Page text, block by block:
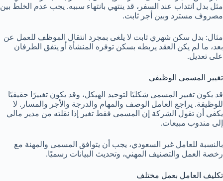
مثل بدل انتداب عند السفر، قد ينتهي بانتهاء سببه. يجب عدم الخلط بين
مصروف مسترد وبين أجر ثابت.
مثال: بدل سكن شهري ثابت لا يلغى بمجرد انتقال الموظف للعمل عن
بعد، ما لم يكن العقد يربطه بسكن توفره المنشأة أو يتفق الطرفان
على تعديل.
تغيير المسمى الوظيفي
قد يكون تغيير المسمى شكليًا لتوحيد الهيكل، وقد يكون تغييرًا حقيقيًا
للوظيفة. يراجع العامل الوصف والمهام والدرجة والأجر والمسار. لا
يكفي أن تقول الشركة إن المسمى فقط تغير إذا نقلته من مدير مالي
إلى مندوب مبيعات.
بالنسبة للعامل غير السعودي، يجب أن يتوافق المسمى والمهنة مع
رخصة العمل والتصنيف المهني، وتحديث البيانات رسميًا.
تكليف العامل بعمل مختلف